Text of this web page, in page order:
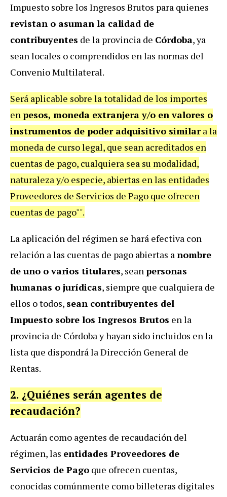
Impuesto sobre los Ingresos Brutos para quienes
revistan o asuman la calidad de
contribuyentes de la provincia de Córdoba, ya
sean locales o comprendidos en las normas del
Convenio Multilateral.
Será aplicable sobre la totalidad de los importes
en pesos, moneda extranjera y/o en valores o
instrumentos de poder adquisitivo similara la
moneda de curso legal, que sean acreditados en
cuentas de pago, cualquiera sea su modalidad,
naturaleza y/o especie, abiertas en las entidades
Proveedores de Servicios de Pago que ofrecen
cuentas de pago"".
La aplicación del régimen se hará efectiva con
relación a las cuentas de pago abiertas a nombre
de uno o varios titulares, sean personas
humanas o jurídicas, siempre que cualquiera de
ellos o todos, sean contribuyentes del
Impuesto sobre los Ingresos Brutos en la
provincia de Córdoba y hayan sido incluidos en la
lista que dispondrá la Dirección General de
Rentas.
2. ¿Quiénes serán agentes de
recaudación?
Actuarán como agentes de recaudación del
régimen, las entidades Proveedores de
Servicios de Pago que ofrecen cuentas,
conocidas comúnmente como billeteras digitales